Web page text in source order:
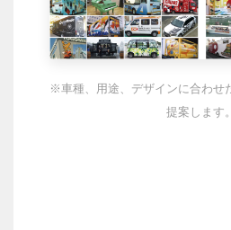
※車種、用途、デザインに合わせ
提案します。